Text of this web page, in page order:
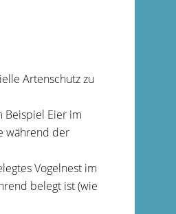
Artenschutz zu
Beispiel Eier im
während der
Vogelnest im
belegt ist(wie